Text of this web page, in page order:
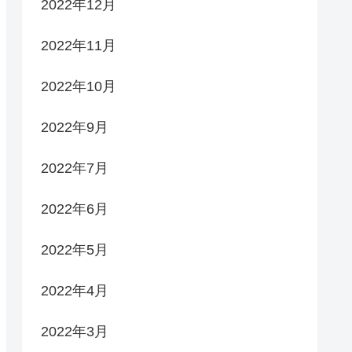
2022年12月
2022年11月
2022年10月
2022年9月
2022年7月
2022年6月
2022年5月
2022年4月
2022年3月